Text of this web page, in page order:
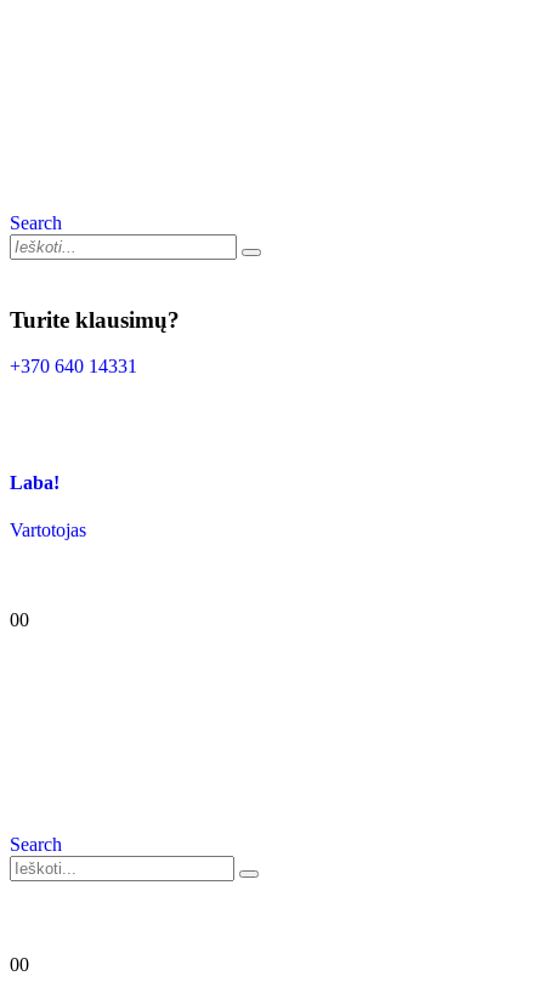
Search
Turite klausimų?
+370 640 14331
Laba!
Vartotojas
00
Search
00